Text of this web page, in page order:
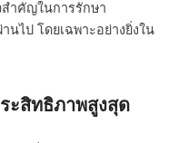
facebook
สำคัญในการรักษา
นไป โดยเฉพาะอย่างยิ่งใน
ะสิทธิภาพสูงสุด